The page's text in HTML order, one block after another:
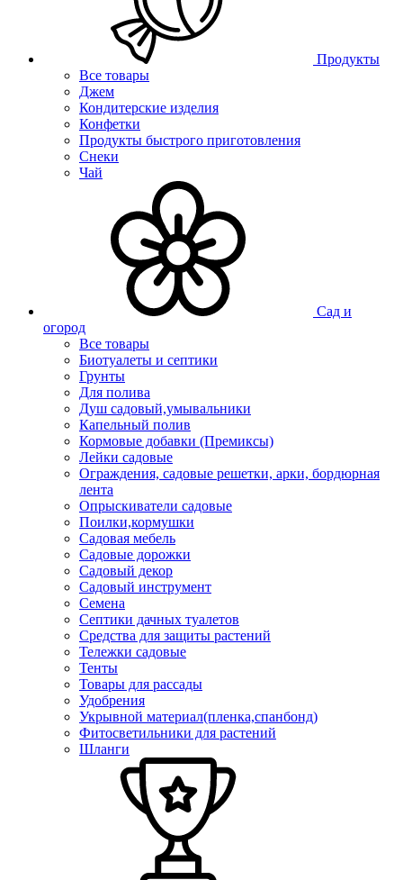
Продукты
Все товары
Джем
Кондитерские изделия
Конфетки
Продукты быстрого приготовления
Снеки
Чай
Сад и
огород
Все товары
Биотуалеты и септики
Грунты
Для полива
Душ садовый,умывальники
Капельный полив
Кормовые добавки (Премиксы)
Лейки садовые
Ограждения, садовые решетки, арки, бордюрная
лента
Опрыскиватели садовые
Поилки,кормушки
Садовая мебель
Садовые дорожки
Садовый декор
Садовый инструмент
Семена
Септики дачных туалетов
Средства для защиты растений
Тележки садовые
Тенты
Товары для рассады
Удобрения
Укрывной материал(пленка,спанбонд)
Фитосветильники для растений
Шланги